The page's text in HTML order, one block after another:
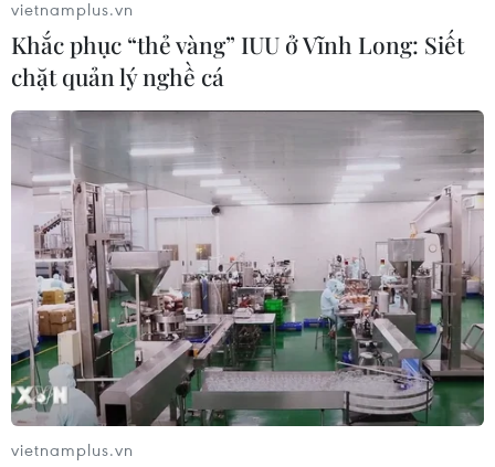
vietnamplus.vn
Khắc phục “thẻ vàng” IUU ở Vĩnh Long: Siết
chặt quản lý nghề cá
vietnamplus.vn